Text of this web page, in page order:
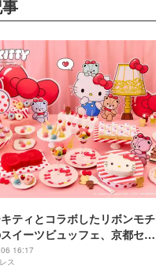
ティとコラボしたリボンモチ
イーツビュッフェ、京都セン
ホテルで開催
16:17
ス